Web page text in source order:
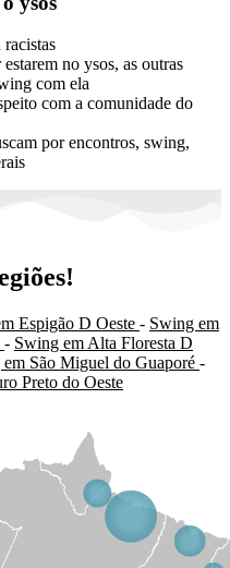
racistas
no ysos, as outras
com ela
com a comunidade do
por encontros, swing,
Espigão D Oeste - Swing em
- Swing em Alta Floresta D
São Miguel do Guaporé -
Preto do Oeste